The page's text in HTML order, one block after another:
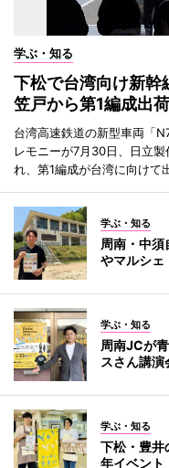
学ぶ・知る
下松で台湾向け新
笠戸から第1編成出荷
台湾高速鉄道の新型車両「
レモニーが7月30日、日立
れ、第1編成が台湾に向けて
学ぶ・知る
周南・中
やマルシェ
学ぶ・知る
周南JCが
スさん講演
学ぶ・知る
下松・豊井
年イベン